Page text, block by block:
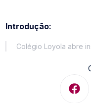
Introdução:
Colégio Loyola abre